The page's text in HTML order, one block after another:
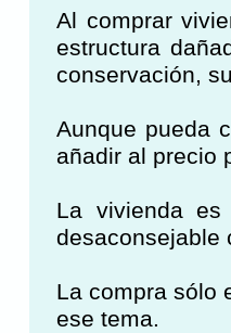
Al comprar
estructura
conservación,
Aunque pueda
añadir al precio
La vivienda
desaconsejable
La compra sólo
ese tema.